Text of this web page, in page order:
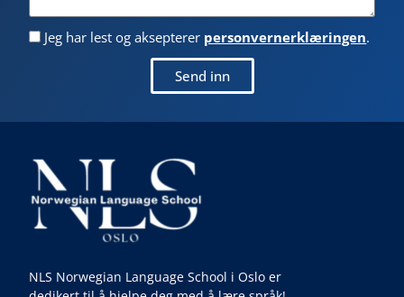
Jeg har lest og aksepterer personvernerklæringen.
Send inn
NLS Norwegian Language School i Oslo er